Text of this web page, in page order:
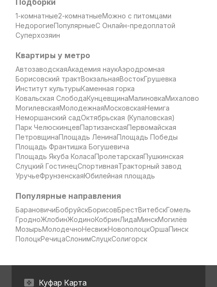
Подборки
1-комнатные2-комнатныеМожно с питомцами
НедорогиеПопулярныеС Онлайн-предоплатой
Суперхозяин
Квартиры у метро
АвтозаводскаяАкадемия наукАэродромная
Борисовский трактВокзальнаяВостокГрушевка
Институт культурыКаменная горка
Ковальская СлободаКунцевщинаМалиновкаМихалово
МогилевскаяМолодежнаяМосковскаяНемига
Неморшанский садОктябрьская (Купаловская)
Парк ЧелюскинцевПартизанскаяПервомайская
ПетровщинаПлощадь ЛенинаПлощадь Победы
Площадь Франтишка Богушевича
Площадь Якуба КоласаПролетарскаяПушкинская
Слуцкий ГостинецСпортивнаяТракторный завод
УручьеФрунзенскаяЮбилейная площадь
Популярные направления
БарановичиБобруйскБорисовБрестВитебскГомель
ГродноЖлобинЖодиноКобринЛидаМинскМогилёв
МозырьМолодечноНесвижНовополоцкОршаПинск
ПолоцкРечицаСлонимСлуцкСолигорск
Куфар Карта